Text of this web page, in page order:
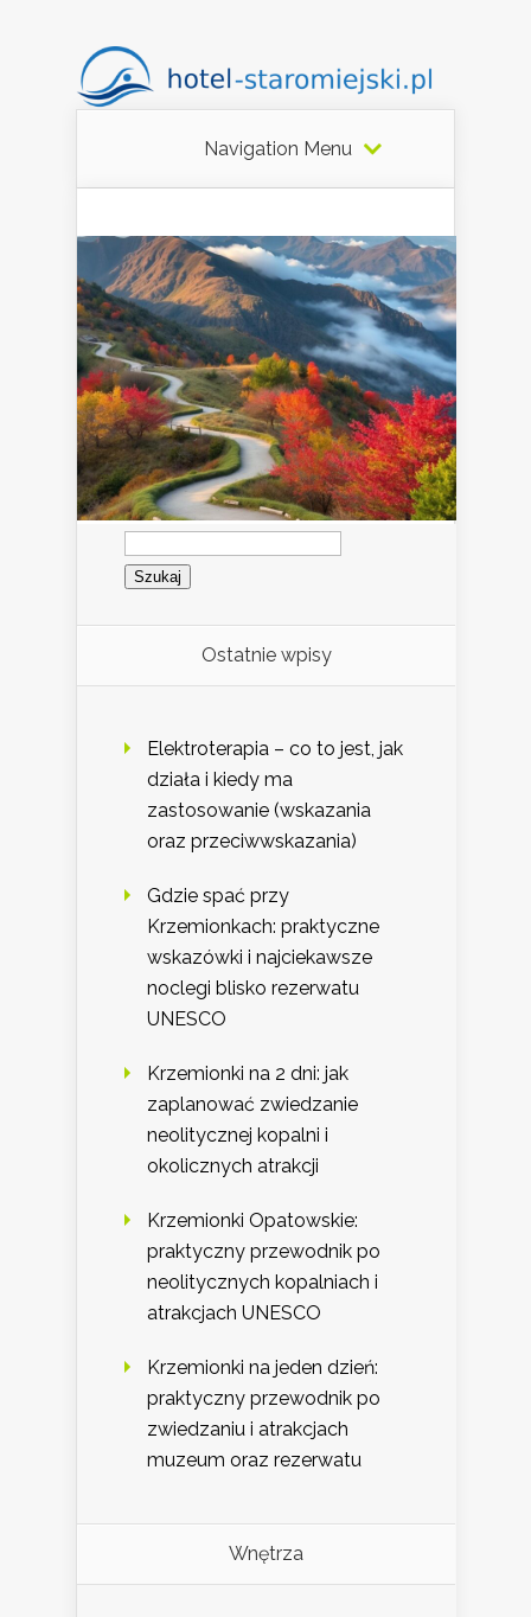
Navigation Menu
Szukaj:
Ostatnie wpisy
Elektroterapia – co to jest, jak
działa i kiedy ma
zastosowanie (wskazania
oraz przeciwwskazania)
Gdzie spać przy
Krzemionkach: praktyczne
wskazówki i najciekawsze
noclegi blisko rezerwatu
UNESCO
Krzemionki na 2 dni: jak
zaplanować zwiedzanie
neolitycznej kopalni i
okolicznych atrakcji
Krzemionki Opatowskie:
praktyczny przewodnik po
neolitycznych kopalniach i
atrakcjach UNESCO
Krzemionki na jeden dzień:
praktyczny przewodnik po
zwiedzaniu i atrakcjach
muzeum oraz rezerwatu
Wnętrza